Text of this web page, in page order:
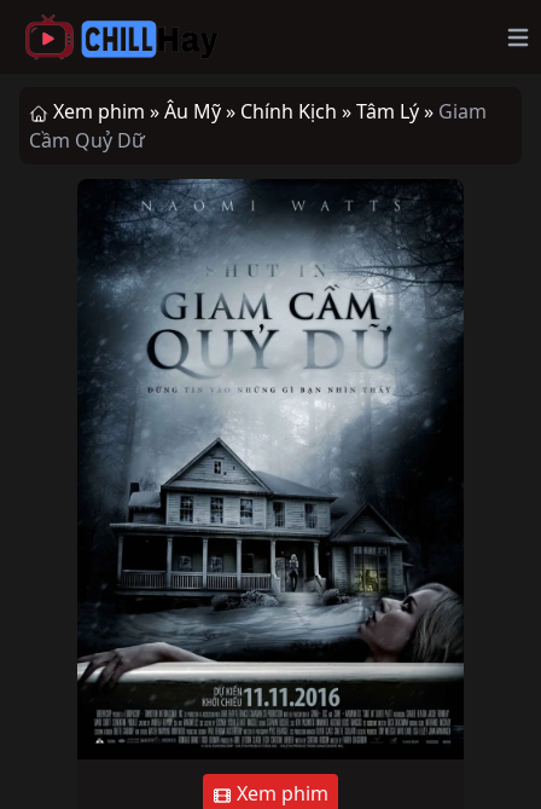
Xem phim »Âu Mỹ » Chính Kịch »Tâm Lý » Giam
Cầm Quỷ Dữ
Xem phim